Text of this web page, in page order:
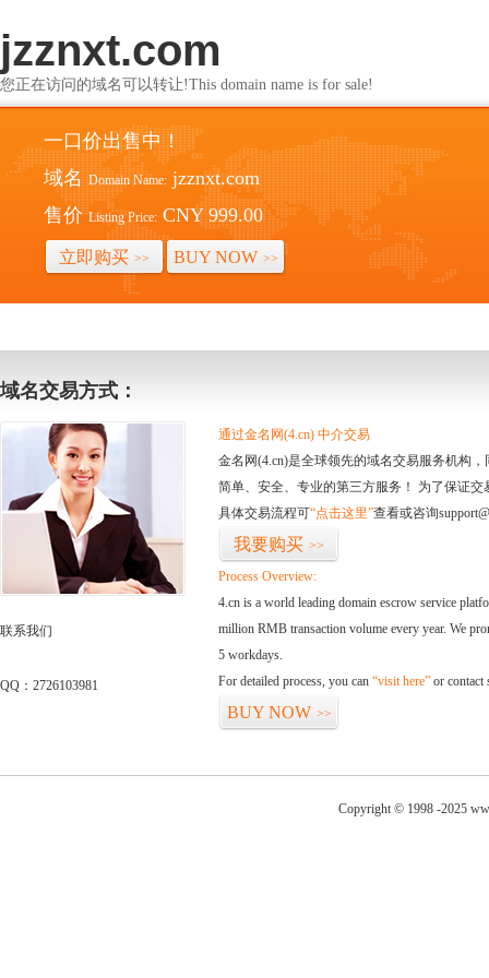
jzznxt.com
您正在访问的域名可以转让!This domain name is for sale!
一口价出售中！
域名 Domain Name: jzznxt.com
售价 Listing Price: CNY 999.00
立即购买 >> BUY NOW >>
域名交易方式：
联系我们
QQ：2726103981
通过金名网(4.cn) 中介交易
金名网(4.cn)是全球领先的域名交易服务机构
简单、安全、专业的第三方服务！ 为了保证
具体交易流程可“点击这里”查看或咨询
我要购买 >>
Process Overview:
4.cn is a world leading domain escrow service
million RMB transaction volume every year. We
5 workdays.
For detailed process, you can “visit here” or contact
BUY NOW >>
Copyright © 1998 -2025